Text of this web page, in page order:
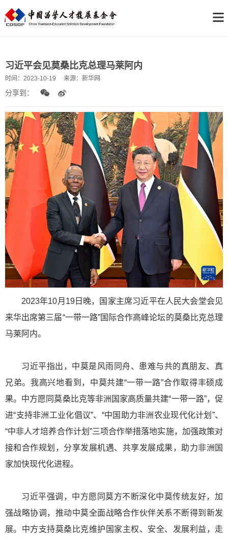
习近平会见莫桑比克总理马莱阿内
时间： 2023-10-19 来源： 新华网
分享到：
2023年10月19日晚，国家主席习近平在人民大会堂会见
来华出席第三届“一带一路”国际合作高峰论坛的莫桑比克总理
马莱阿内。
习近平指出，中莫是风雨同舟、患难与共的真朋友、真
兄弟。我高兴地看到，中莫共建“一带一路”合作取得丰硕成
果。中方愿同莫桑比克等非洲国家高质量共建“一带一路”，促
进“支持非洲工业化倡议”、“中国助力非洲农业现代化计划”、
“中非人才培养合作计划”三项合作举措落地实施，加强政策对
接和合作规划，分享发展机遇、共享发展成果，助力非洲国
家加快现代化进程。
习近平强调，中方愿同莫方不断深化中莫传统友好，加
强战略协调，推动中莫全面战略合作伙伴关系不断得到新发
展。中方支持莫桑比克维护国家主权、安全、发展利益，走